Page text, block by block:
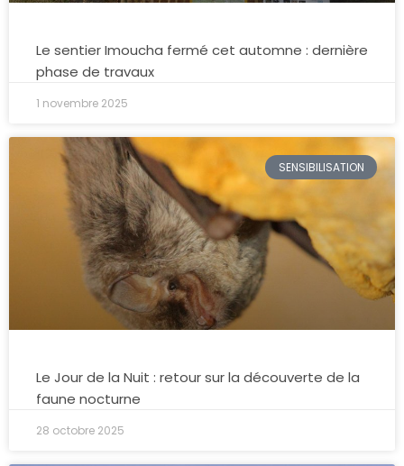
Le sentier Imoucha fermé cet automne : dernière
phase de travaux
1 novembre 2025
SENSIBILISATION
Le Jour de la Nuit : retour sur la découverte de la
faune nocturne
28 octobre 2025